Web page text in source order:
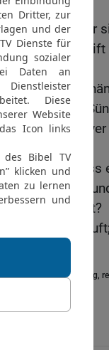
sei ferne!
ihr nicht: Wer
Denn die
2,24).
dem Herrn
Hurerei! Alle
Leibes;
ihr nicht, dass
in euch ist
selbst gehört?
seid teuer
Luthers Übersetzung,